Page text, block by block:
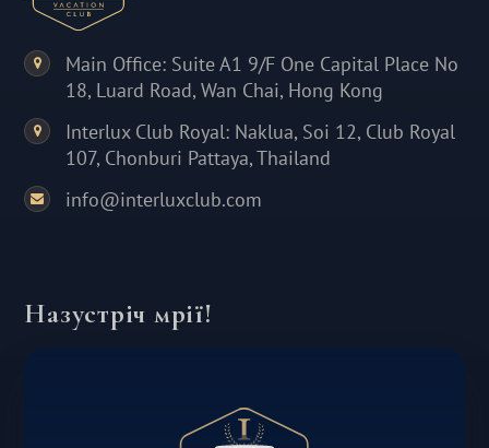
Main Office: Suite A1 9/F One Capital Place No
18, Luard Road, Wan Chai, Hong Kong
Interlux Club Royal: Naklua, Soi 12, Club Royal
107, Chonburi Pattaya, Thailand
info@interluxclub.com
Назустріч мрії!